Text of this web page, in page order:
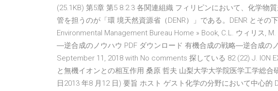
(25.1KB) 第5章 第5 8.2.3 各関連組織 フィリピンにおいて、化学物
管を担うのが「環 境天然資源省（DENR）」である。DENR とその
Environmental Management Bureau Home » Book, C.L. ウィリス,
―逆合成のノウハウ PDF ダウンロード 有機合成の戦略―逆合成の
September 11, 2018 with No comments 探している 82 (22) J. ION
と無機イオンとの相互作用 桑原 哲夫 山梨大学大学院医学工学総合
日2013 年8 月12 日) 要旨 ホスト ゲスト化学の分野において中心的